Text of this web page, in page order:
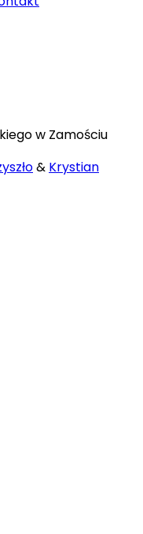
w Zamościu
& Krystian